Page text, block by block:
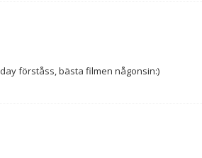
förståss, bästa filmen någonsin:)